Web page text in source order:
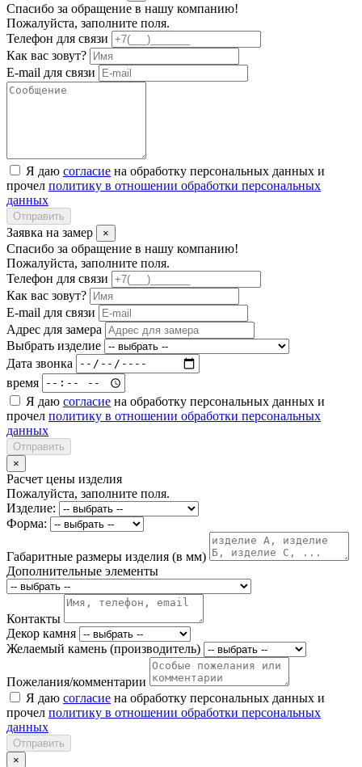
Спасибо за обращение в нашу компанию!
Пожалуйста, заполните поля.
Телефон для связи
Как вас зовут?
E-mail для связи
Я даю согласие на обработку персональных данных и
прочел политику в отношении обработки персональных
данных
Отправить
Заявка на замер ×
Спасибо за обращение в нашу компанию!
Пожалуйста, заполните поля.
Телефон для связи
Как вас зовут?
E-mail для связи
Адрес для замера
Выбрать изделие
Дата звонка
время
Я даю согласие на обработку персональных данных и
прочел политику в отношении обработки персональных
данных
Отправить
×
Расчет цены изделия
Пожалуйста, заполните поля.
Изделие:
Форма:
Габаритные размеры изделия (в мм)
Дополнительные элементы
Контакты
Декор камня
Желаемый камень (производитель)
Пожелания/комментарии
Я даю согласие на обработку персональных данных и
прочел политику в отношении обработки персональных
данных
Отправить
×